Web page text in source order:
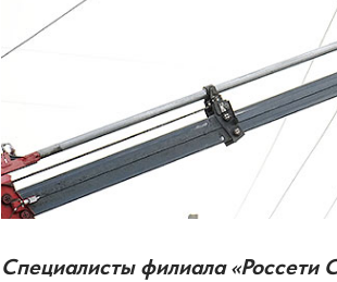
Специалисты филиала «Россети